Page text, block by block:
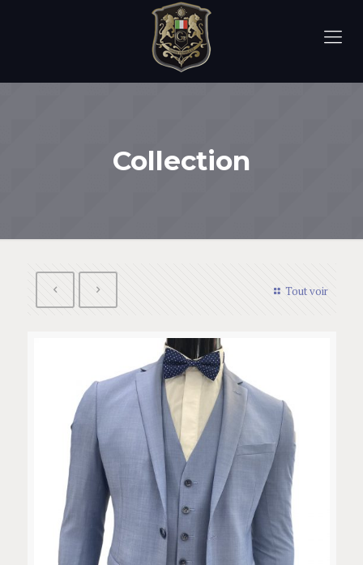
Collection
Tout voir